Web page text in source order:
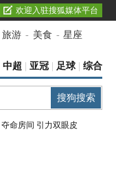
欢迎入驻搜狐媒体平台
旅游 - 美食 - 星座
中超 亚冠 足球 综合
夺命房间 引力双眼皮